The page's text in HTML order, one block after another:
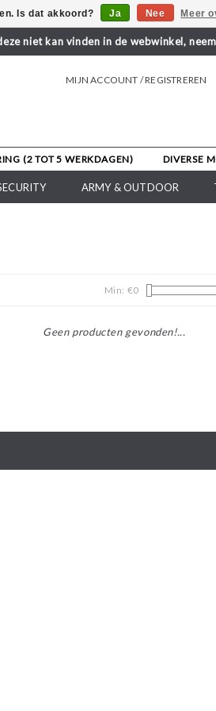
niet kan vinden in de webwinkel,
MIJN ACCOUNT / REGISTREREN
(2 TOT 5 WERKDAGEN) DIVERSE
ARMY & OUTDOOR
Min: €0
Geen producten gevonden!...
Is dat akkoord? Ja Nee Meer